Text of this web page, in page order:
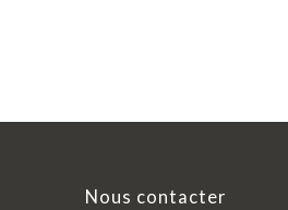
Nous contacter